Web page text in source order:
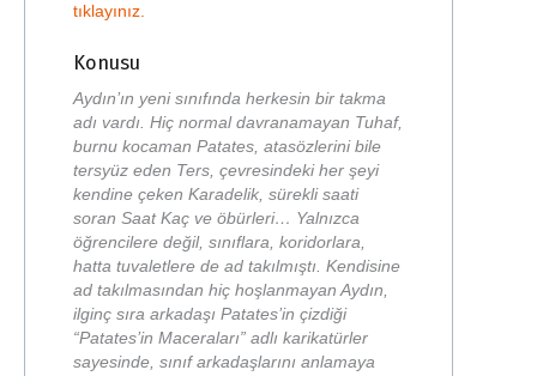
tıklayınız.
Konusu
Aydın’ın yeni sınıfında herkesin bir takma
adı vardı. Hiç normal davranamayan Tuhaf,
burnu kocaman Patates, atasözlerini bile
tersyüz eden Ters, çevresindeki her şeyi
kendine çeken Karadelik, sürekli saati
soran Saat Kaç ve öbürleri… Yalnızca
öğrencilere değil, sınıflara, koridorlara,
hatta tuvaletlere de ad takılmıştı. Kendisine
ad takılmasından hiç hoşlanmayan Aydın,
ilginç sıra arkadaşı Patates’in çizdiği
“Patates’in Maceraları” adlı karikatürler
sayesinde, sınıf arkadaşlarını anlamaya